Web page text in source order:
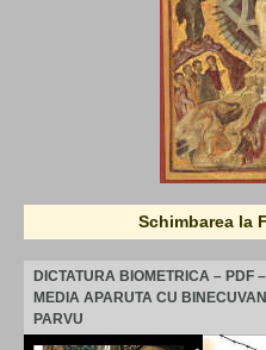
Schimbarea la
DICTATURA BIOMETRICA – PDF
MEDIA APARUTA CU
PARVU